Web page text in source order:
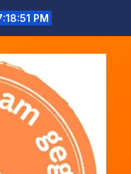
PM